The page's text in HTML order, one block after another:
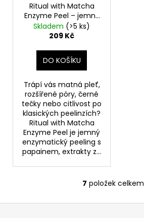
Ritual with Matcha
Enzyme Peel – jemný
enzymatický peeling
Skladem (>5 ks)
209 Kč
DO KOŠÍKU
Trápí vás matná pleť,
rozšířené póry, černé
tečky nebo citlivost po
klasických peelinzích?
Ritual with Matcha
Enzyme Peel je jemný
enzymatický peeling s
papainem, extrakty z...
O
v
7 položek celkem
Z